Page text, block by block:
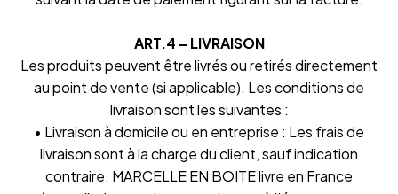
ART.4 – LIVRAISON
Les produits peuvent être livrés ou retirés directement
au point de vente (si applicable). Les conditions de
livraison sont les suivantes :
• Livraison à domicile ou en entreprise : Les frais de
livraison sont à la charge du client, sauf indication
contraire. MARCELLE EN BOITE livre en France